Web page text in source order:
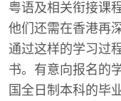
粤语及相关衔接课
他们还需在香港再
通过这样的学习过
书。有意向报名的
国全日制本科的毕